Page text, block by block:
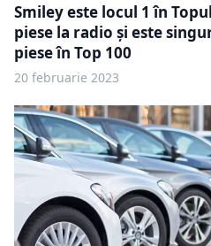
Smiley este locul 1 în
piese la radio și este
piese în Top 100
20 februarie 2023